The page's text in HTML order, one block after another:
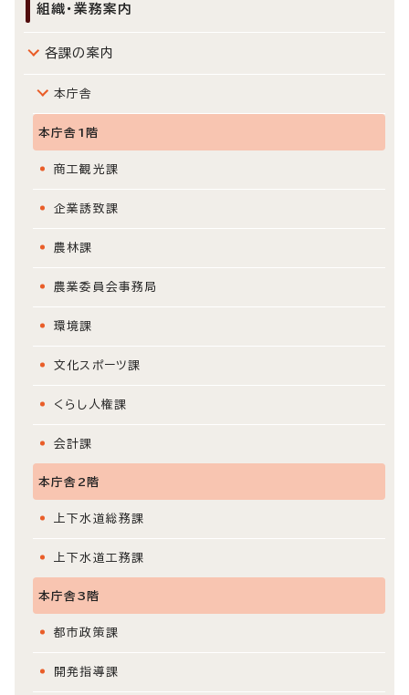
組織・業務案内
各課の案内
本庁舎
本庁舎1階
商工観光課
企業誘致課
農林課
農業委員会事務局
環境課
文化スポーツ課
くらし人権課
会計課
本庁舎2階
上下水道総務課
上下水道工務課
本庁舎3階
都市政策課
開発指導課